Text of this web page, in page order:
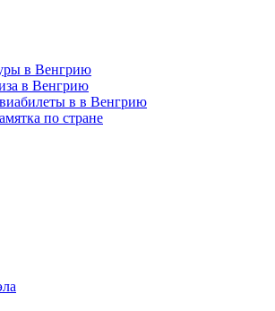
в Венгрию
в Венгрию
в в Венгрию
по стране